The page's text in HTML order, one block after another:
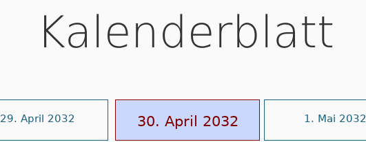
Kalenderblatt
29. April 2032 30. April 2032 1. Mai 2032